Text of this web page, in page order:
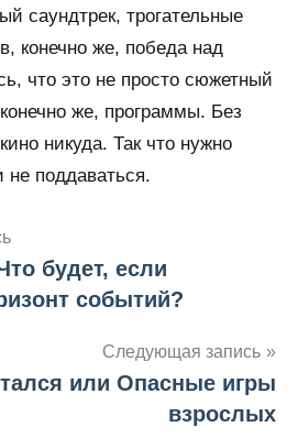
саундтрек, трогательные
конечно же, победа над
что это не просто сюжетный
же, программы. Без
никуда. Так что нужно
не поддаваться.
будет, если
событий?
Следующая запись
или Опасные игры
взрослых